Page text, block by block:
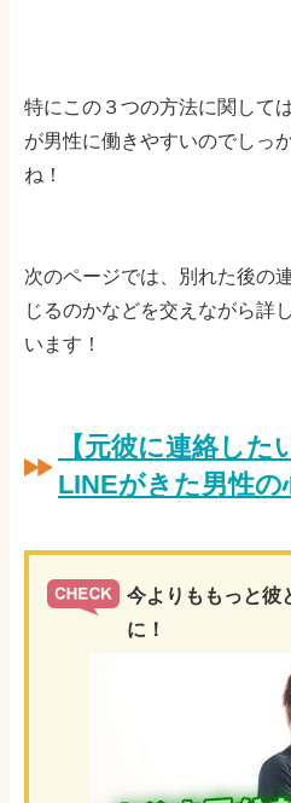
特にこの３つの方法に関して
が男性に働きやすいのでしっ
ね！
次のページでは、別れた後の
じるのかなどを交えながら詳
います！
【元彼に連絡した
LINEがきた男性の
今よりももっと彼
に！